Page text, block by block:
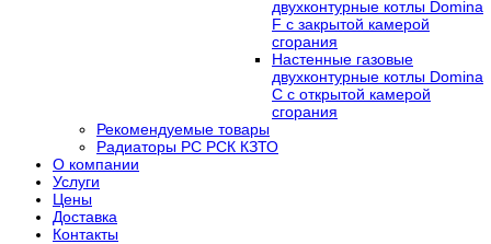
двухконтурные котлы Domina
F с закрытой камерой
сгорания
Настенные газовые
двухконтурные котлы Domina
C с открытой камерой
сгорания
Рекомендуемые товары
Радиаторы РС РСК КЗТО
О компании
Услуги
Цены
Доставка
Контакты